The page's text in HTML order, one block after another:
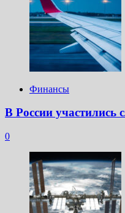
Финансы
В России участились
0